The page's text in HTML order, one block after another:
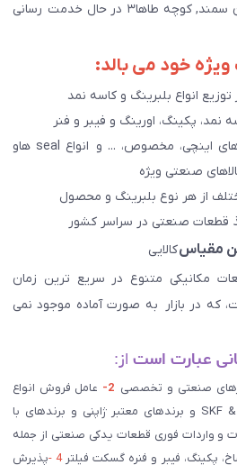
دروازه قرآن, بلوار نصر, خیابان سمند, کوچه طاها۳ در حال خدمت رسانی
خود می بالد:
انواع بلبرینگ و کاسه نمد
نمد، پکینگ، اورینگ و فیبر و فنر
* تنها مرجع توزیع بلبرینگ های اینچی، مخصوص، ... و انواع seal هاو
صنعتی ويژه
از هر نوع بلبرینگ و محصول
قطعات صنعتی در سراسر کشور
مقیاسکالایی
مکانیکی متنوع در سریع ترین زمان
که در بازار به صورت آماده موجود نمی
عبارت است از:
صنعتی و تخصصی 2-
عامل فروش انواع
بلبرینگ با مارکهای تجاری SKF & FAG و برندهای معتبر ژاپنی و برندهای با
و واردات فوری قطعات یدکی صنعتی از جمله
پکینگ، فیبر و فنره گسکت فیلتر4 - پذیرش